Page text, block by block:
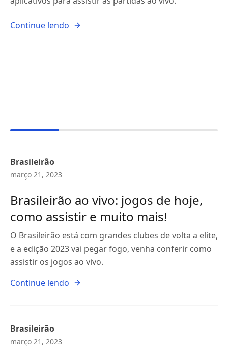
Continue lendo
Brasileirão
março 21, 2023
Brasileirão ao vivo: jogos de hoje,
como assistir e muito mais!
O Brasileirão está com grandes clubes de volta a elite,
e a edição 2023 vai pegar fogo, venha conferir como
assistir os jogos ao vivo.
Continue lendo
Brasileirão
março 21, 2023